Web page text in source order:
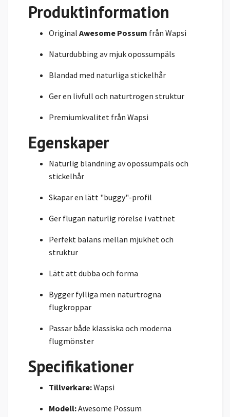
Produktinformation
Original Awesome Possum från Wapsi
Naturdubbing av mjuk opossumpäls
Blandad med naturliga stickelhår
Ger en livfull och naturtrogen struktur
Premiumkvalitet från Wapsi
Egenskaper
Naturlig blandning av opossumpäls och
stickelhår
Skapar en lätt "buggy"-profil
Ger flugan naturlig rörelse i vattnet
Perfekt balans mellan mjukhet och
struktur
Lätt att dubba och forma
Bygger fylliga men naturtrogna
flugkroppar
Passar både klassiska och moderna
flugmönster
Specifikationer
Tillverkare:Wapsi
Modell:Awesome Possum